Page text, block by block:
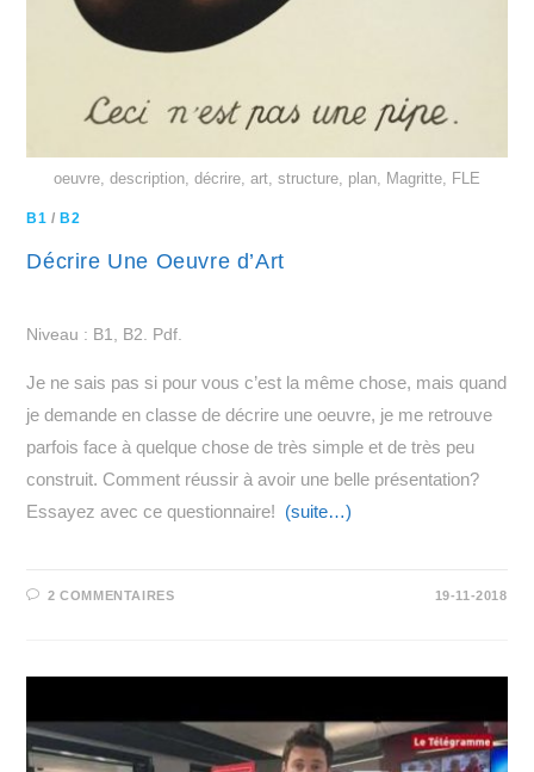
oeuvre, description, décrire, art, structure, plan, Magritte, FLE
B1 / B2
Décrire Une Oeuvre d’Art
Niveau : B1, B2. Pdf.
Je ne sais pas si pour vous c’est la même chose, mais quand
je demande en classe de décrire une oeuvre, je me retrouve
parfois face à quelque chose de très simple et de très peu
construit. Comment réussir à avoir une belle présentation?
Essayez avec ce questionnaire! (suite…)
2 COMMENTAIRES 19-11-2018